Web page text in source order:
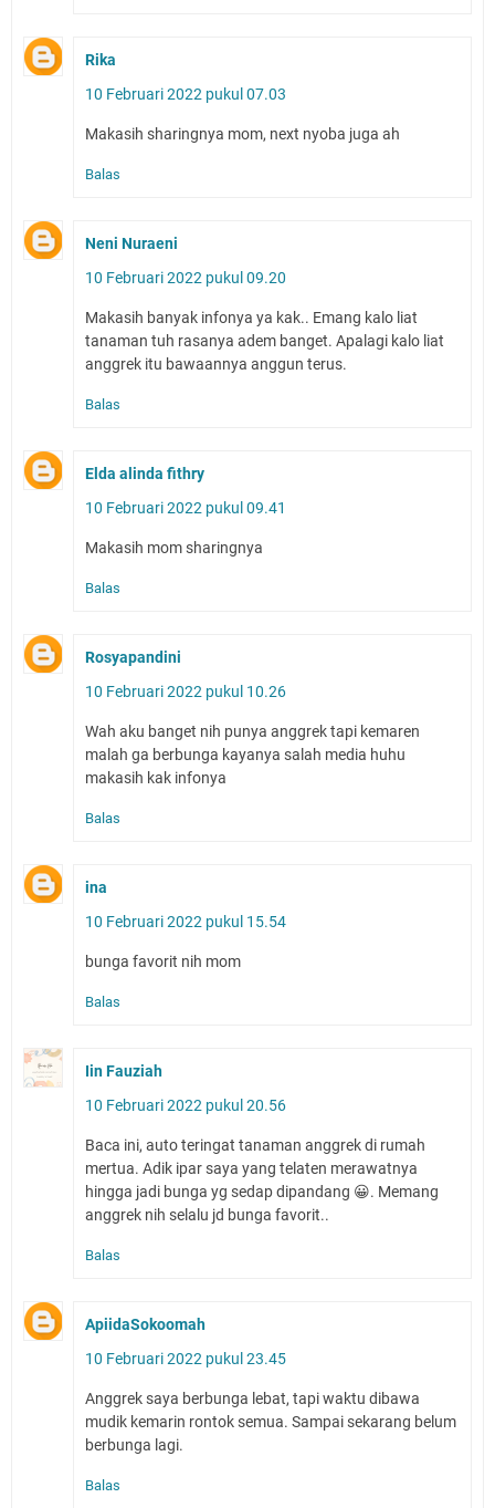
Rika
10 Februari 2022 pukul 07.03
Makasih sharingnya mom, next nyoba juga ah
Balas
Neni Nuraeni
10 Februari 2022 pukul 09.20
Makasih banyak infonya ya kak.. Emang kalo liat
tanaman tuh rasanya adem banget. Apalagi kalo liat
anggrek itu bawaannya anggun terus.
Balas
Elda alinda fithry
10 Februari 2022 pukul 09.41
Makasih mom sharingnya
Balas
Rosyapandini
10 Februari 2022 pukul 10.26
Wah aku banget nih punya anggrek tapi kemaren
malah ga berbunga kayanya salah media huhu
makasih kak infonya
Balas
ina
10 Februari 2022 pukul 15.54
bunga favorit nih mom
Balas
Iin Fauziah
10 Februari 2022 pukul 20.56
Baca ini, auto teringat tanaman anggrek di rumah
mertua. Adik ipar saya yang telaten merawatnya
hingga jadi bunga yg sedap dipandang 😀. Memang
anggrek nih selalu jd bunga favorit..
Balas
ApiidaSokoomah
10 Februari 2022 pukul 23.45
Anggrek saya berbunga lebat, tapi waktu dibawa
mudik kemarin rontok semua. Sampai sekarang belum
berbunga lagi.
Balas